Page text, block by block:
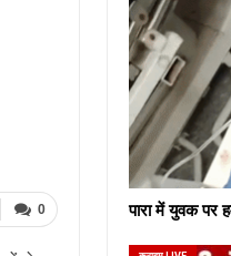
0 पारा में युवक पर